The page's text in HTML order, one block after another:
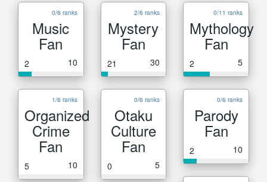
0/6 ranks
Music
Fan
2 10
2/6 ranks
Mystery
Fan
21 30
0/11 ranks
Mythology
Fan
2 5
1/6 ranks
Organized
Crime
Fan
5 10
0/6 ranks
Otaku
Culture
Fan
0 5
0/6 ranks
Parody
Fan
2 10